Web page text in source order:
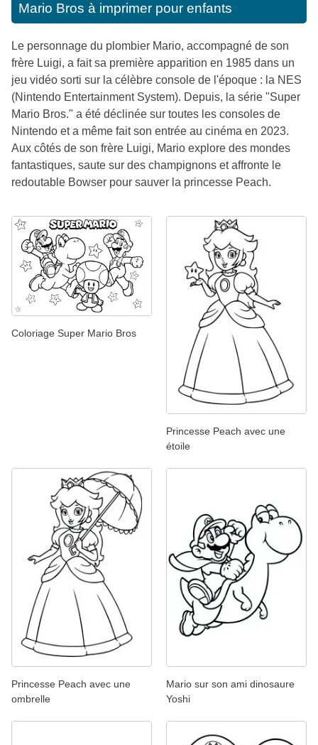
Mario Bros à imprimer pour enfants
Le personnage du plombier Mario, accompagné de son
frère Luigi, a fait sa première apparition en 1985 dans un
jeu vidéo sorti sur la célèbre console de l'époque : la NES
(Nintendo Entertainment System). Depuis, la série "Super
Mario Bros." a été déclinée sur toutes les consoles de
Nintendo et a même fait son entrée au cinéma en 2023.
Aux côtés de son frère Luigi, Mario explore des mondes
fantastiques, saute sur des champignons et affronte le
redoutable Bowser pour sauver la princesse Peach.
Coloriage Super Mario Bros
Princesse Peach avec une
étoile
Princesse Peach avec une
ombrelle
Mario sur son ami dinosaure
Yoshi